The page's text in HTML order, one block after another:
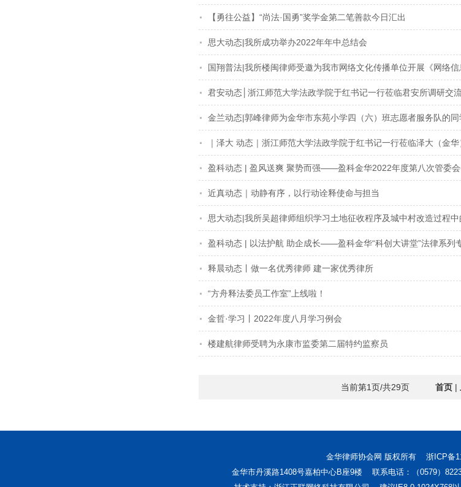
【勇往公益】“尚法·国勇”奖学金第二笔善款今日汇出
思大动态|我所成功举办2022年年中总结会
国翔普法|我所楼闽律师受邀为我市网络文化传播单位开展《网络
君安动态│浙江师范大学法政学院于红书记一行莅临君安所调研交
金兰动态|郭峰律师为金华市东苑小学四（六）班志愿者服务队的
｜泽大 动态｜浙江师范大学法政学院于红书记一行莅临泽大（金
盈科动态 | 盈风送爽 聚势而强——盈科金华2022年度第八次管委
近真动态｜动静有序，以行动诠释使命与担当
思大动态|我所吴超律师组织学习土地征收程序及城中村改造过程
盈科动态 | 以法护航 助企成长——盈科金华“科创大讲堂”法律系列
释晨动态丨做一名优秀律师 建一家优秀律所
“方舟释法委员工作室”上线啦！
金哲·学习丨2022年度八月学习例会
楼建航律师受聘为永康市监委第二届特约监察员
当前第1页/共29页 首页|
金华律师协会网 版权所有 浙ICP备
金华市丹溪路1408号嘉柏中心B座9楼 联系电话：（0579）